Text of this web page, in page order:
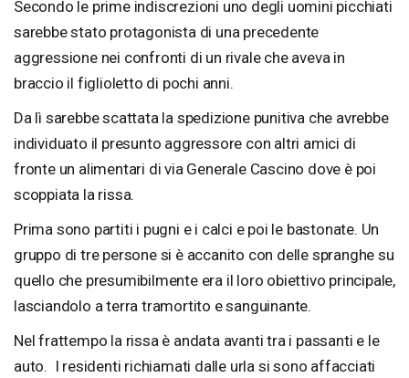
Secondo le prime indiscrezioni uno degli uomini picchiati
sarebbe stato protagonista di una precedente
aggressione nei confronti di un rivale che aveva in
braccio il figlioletto di pochi anni.
Da lì sarebbe scattata la spedizione punitiva che avrebbe
individuato il presunto aggressore con altri amici di
fronte un alimentari di via Generale Cascino dove è poi
scoppiata la rissa.
Prima sono partiti i pugni e i calci e poi le bastonate. Un
gruppo di tre persone si è accanito con delle spranghe su
quello che presumibilmente era il loro obiettivo principale,
lasciandolo a terra tramortito e sanguinante.
Nel frattempo la rissa è andata avanti tra i passanti e le
auto. I residenti richiamati dalle urla si sono affacciati